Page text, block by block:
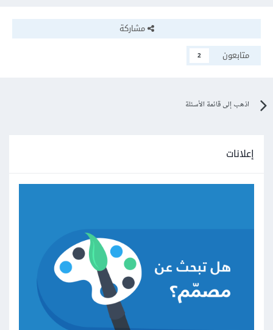
مشاركة
متابعون
2
اذهب إلى قائمة الأسئلة
إعلانات